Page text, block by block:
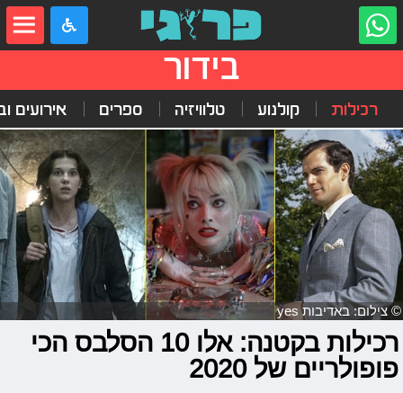
בידור
רכילות קולנוע טלוויזיה ספרים אירועים
© צילום: באדיבות yes
רכילות בקטנה: אלו 10 הסלבס הכי
פופולריים של 2020